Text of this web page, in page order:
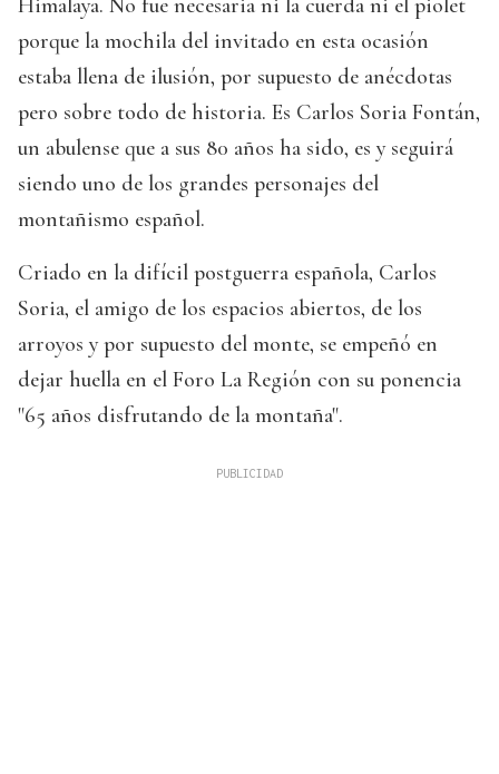
Himalaya. No fue necesaria ni la cuerda ni el piolet
porque la mochila del invitado en esta ocasión
estaba llena de ilusión, por supuesto de anécdotas
pero sobre todo de historia. Es Carlos Soria Fontán,
un abulense que a sus 80 años ha sido, es y seguirá
siendo uno de los grandes personajes del
montañismo español.
Criado en la difícil postguerra española, Carlos
Soria, el amigo de los espacios abiertos, de los
arroyos y por supuesto del monte, se empeñó en
dejar huella en el Foro La Región con su ponencia
"65 años disfrutando de la montaña".